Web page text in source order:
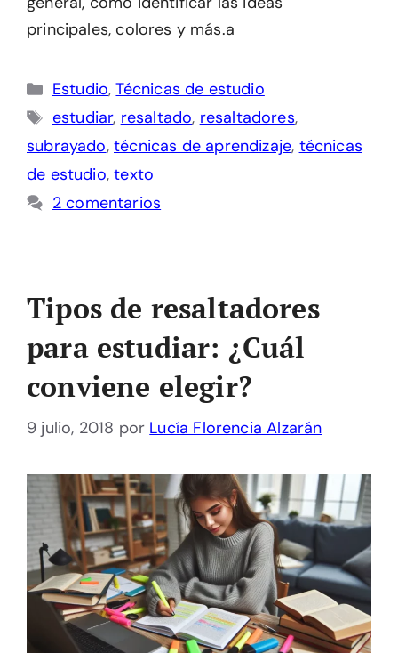
principales, colores y más.a
Categorías
Estudio,Técnicas de estudio
Etiquetas
estudiar, resaltado, resaltadores,
subrayado, técnicas de aprendizaje, técnicas
de estudio,texto
2 comentarios
Tipos de resaltadores
para estudiar: ¿Cuál
conviene elegir?
9 julio, 2018 por Lucía Florencia Alzarán